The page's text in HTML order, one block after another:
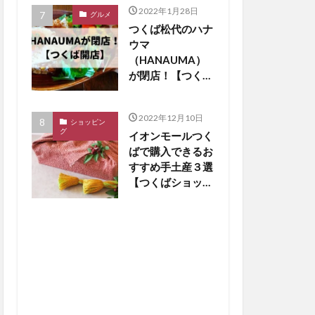
グルメ 2022年1月28日
つくば松代のハナ
ウマ
（HANAUMA）
が閉店！【つくば
ショッピン
グ
2022年12月10日
イオンモールつく
ばで購入できるお
すすめ手土産３選
【つくばショッピ